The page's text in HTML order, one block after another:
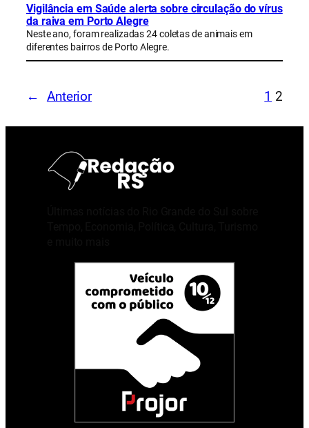
Vigilância em Saúde alerta sobre circulação do vírus
da raiva em Porto Alegre
Neste ano, foram realizadas 24 coletas de animais em
diferentes bairros de Porto Alegre.
← Anterior 1 2